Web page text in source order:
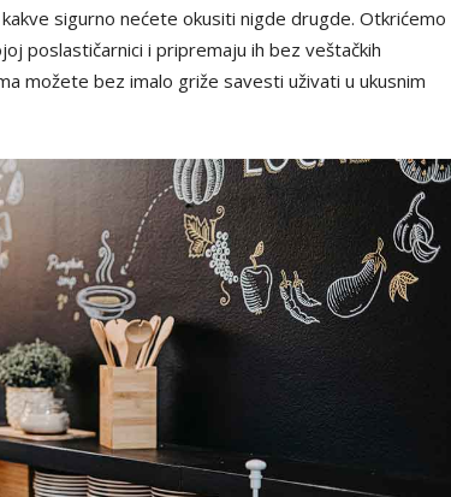
sigurno nećete okusiti nigde drugde. Otkrićemo
poslastičarnici i pripremaju ih bez veštačkih
možete bez imalo griže savesti uživati u ukusnim